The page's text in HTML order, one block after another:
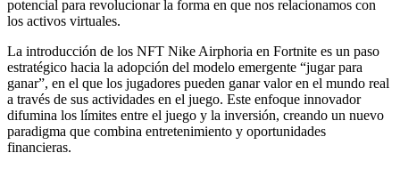
potencial para revolucionar la forma en que nos relacionamos con
los activos virtuales.
La introducción de los NFT Nike Airphoria en Fortnite es un paso
estratégico hacia la adopción del modelo emergente “jugar para
ganar”, en el que los jugadores pueden ganar valor en el mundo real
a través de sus actividades en el juego. Este enfoque innovador
difumina los límites entre el juego y la inversión, creando un nuevo
paradigma que combina entretenimiento y oportunidades
financieras.